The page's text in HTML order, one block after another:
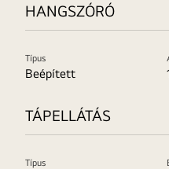
HANGSZÓRÓ
Típus
Beépített
TÁPELLÁTÁS
Típus